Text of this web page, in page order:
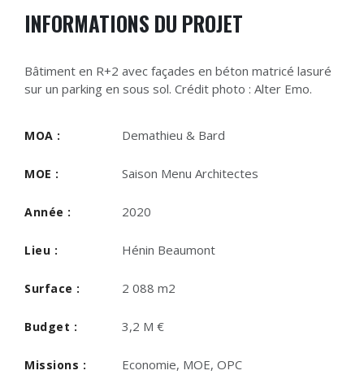
INFORMATIONS DU PROJET
Bâtiment en R+2 avec façades en béton matricé lasuré
sur un parking en sous sol. Crédit photo : Alter Emo.
MOA : Demathieu & Bard
MOE : Saison Menu Architectes
Année : 2020
Lieu : Hénin Beaumont
Surface : 2 088 m2
Budget : 3,2 M €
Missions : Economie, MOE, OPC